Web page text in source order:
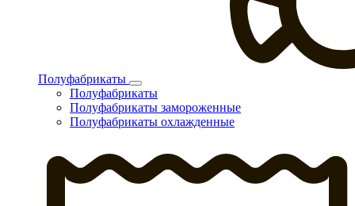
Полуфабрикаты
Полуфабрикаты
Полуфабрикаты замороженные
Полуфабрикаты охлажденные